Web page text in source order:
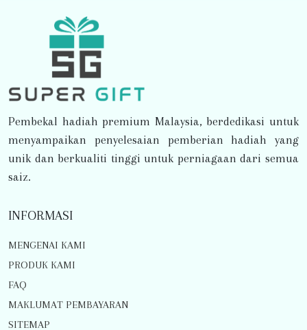
Pembekal hadiah premium Malaysia, berdedikasi untuk
menyampaikan penyelesaian pemberian hadiah yang
unik dan berkualiti tinggi untuk perniagaan dari semua
saiz.
INFORMASI
MENGENAI KAMI
PRODUK KAMI
FAQ
MAKLUMAT PEMBAYARAN
SITEMAP